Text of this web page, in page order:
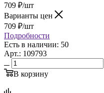
709 ₽/шт
Варианты цен
709 ₽/шт
Подробности
Есть в наличии: 50
Арт.: 109793
В корзину